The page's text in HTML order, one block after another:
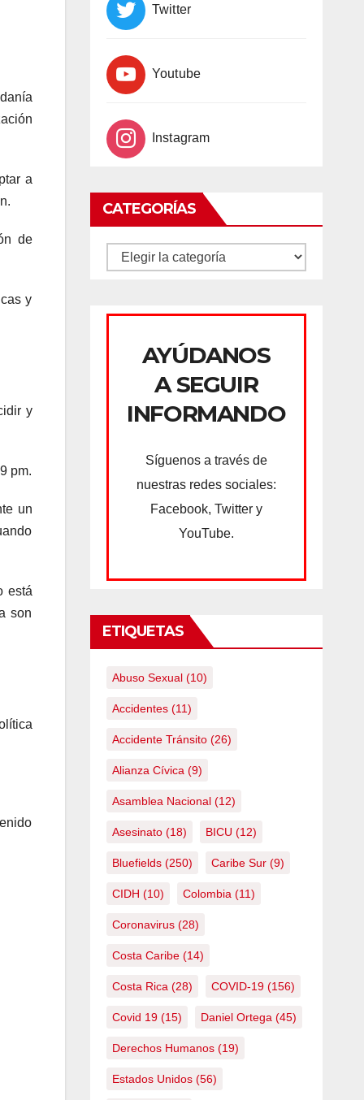
a
de
y
y
pm.
un
está
son
Twitter
Youtube
Instagram
CATEGORÍAS
CATEGORÍAS
AYÚDANOS
A SEGUIR
INFORMANDO
Síguenos a través de
nuestras redes sociales:
Facebook, Twitter y
YouTube.
ETIQUETAS
Abuso Sexual(10)
Accidentes(11)
Accidente Tránsito(26)
Alianza Cívica (9)
Asamblea Nacional(12)
Asesinato(18) BICU (12)
Bluefields(250) Caribe Sur(9)
CIDH (10) Colombia (11)
Coronavirus(28)
Costa Caribe(14)
Costa Rica (28) COVID-19(156)
Covid 19(15) Daniel Ortega (45)
Derechos Humanos(19)
Estados Unidos(56)